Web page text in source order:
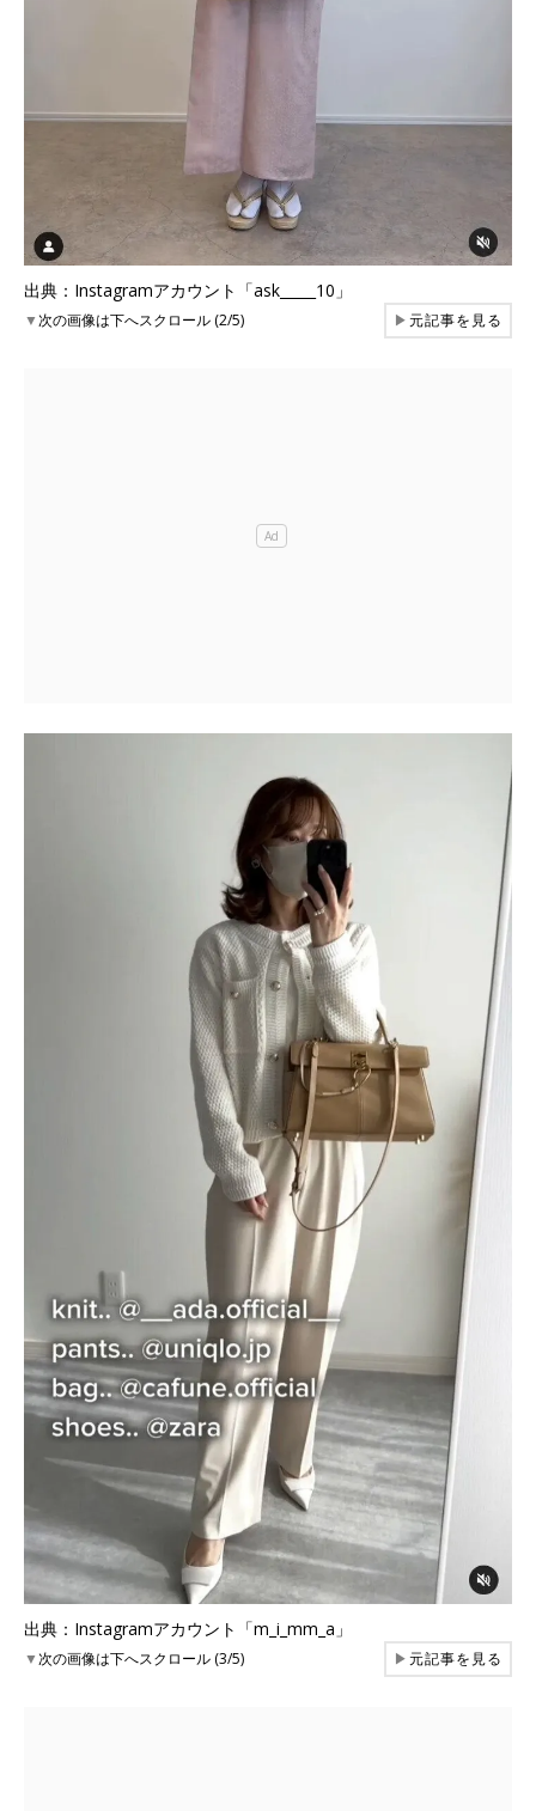
出典：Instagramアカウント「ask_____10」
▼次の画像は下へスクロール (2/5) ▶元記事を見る
出典：Instagramアカウント「m_i_mm_a」
▼次の画像は下へスクロール (3/5) ▶元記事を見る